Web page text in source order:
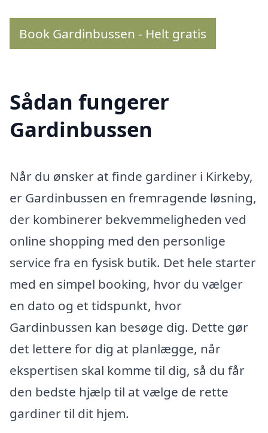
Book Gardinbussen - Helt gratis
Sådan fungerer
Gardinbussen
Når du ønsker at finde gardiner i Kirkeby,
er Gardinbussen en fremragende løsning,
der kombinerer bekvemmeligheden ved
online shopping med den personlige
service fra en fysisk butik. Det hele starter
med en simpel booking, hvor du vælger
en dato og et tidspunkt, hvor
Gardinbussen kan besøge dig. Dette gør
det lettere for dig at planlægge, når
ekspertisen skal komme til dig, så du får
den bedste hjælp til at vælge de rette
gardiner til dit hjem.